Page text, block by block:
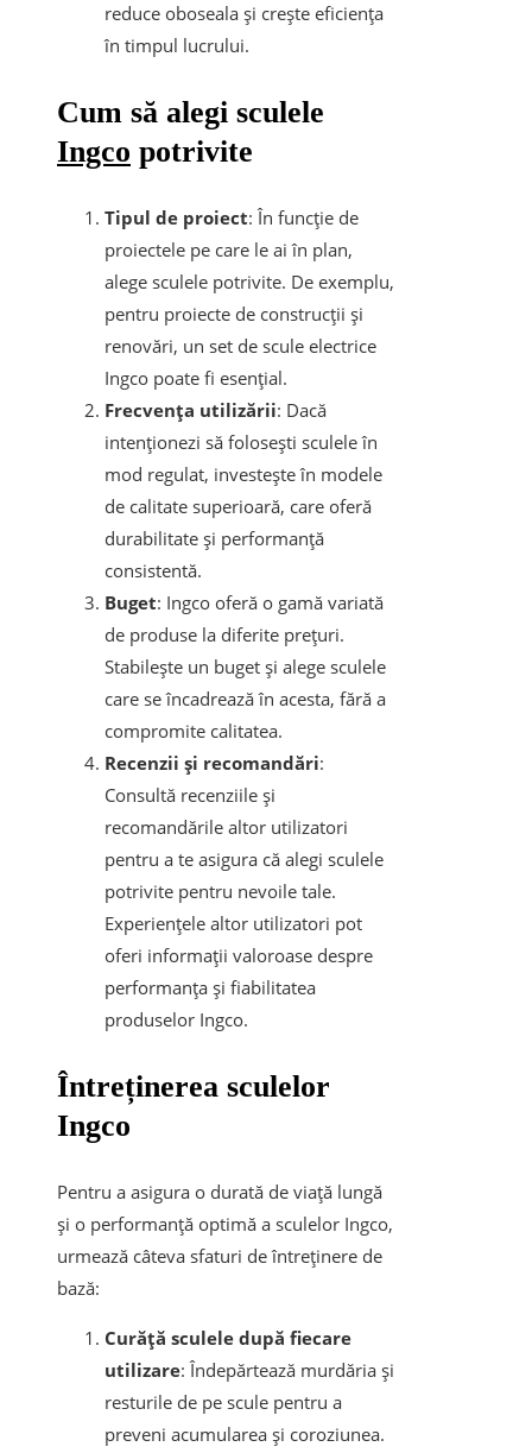
reduce oboseala și crește eficiența
în timpul lucrului.
Cum să alegi sculele
Ingco potrivite
Tipul de proiect: În funcție de
proiectele pe care le ai în plan,
alege sculele potrivite. De exemplu,
pentru proiecte de construcții și
renovări, un set de scule electrice
Ingco poate fi esențial.
Frecvența utilizării: Dacă
intenționezi să folosești sculele în
mod regulat, investește în modele
de calitate superioară, care oferă
durabilitate și performanță
consistentă.
Buget: Ingco oferă o gamă variată
de produse la diferite prețuri.
Stabilește un buget și alege sculele
care se încadrează în acesta, fără a
compromite calitatea.
Recenzii și recomandări:
Consultă recenziile și
recomandările altor utilizatori
pentru a te asigura că alegi sculele
potrivite pentru nevoile tale.
Experiențele altor utilizatori pot
oferi informații valoroase despre
performanța și fiabilitatea
produselor Ingco.
Întreținerea sculelor
Ingco
Pentru a asigura o durată de viață lungă
și o performanță optimă a sculelor Ingco,
urmează câteva sfaturi de întreținere de
bază:
Curăță sculele după fiecare
utilizare: Îndepărtează murdăria și
resturile de pe scule pentru a
preveni acumularea și coroziunea.